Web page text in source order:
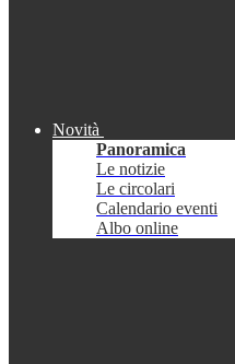
Novità
Panoramica
Le notizie
Le circolari
Calendario eventi
Albo online